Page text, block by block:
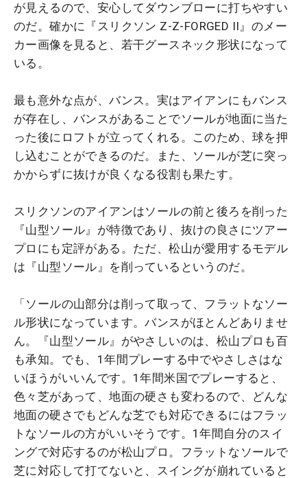
が見えるので、安心してダウンブローに打ちやすい
のだ。確かに『スリクソン Z-Z-FORGED II』のメー
カー画像を見ると、若干グースネック形状になって
いる。
最も意外な点が、バンス。実はアイアンにもバンス
が存在し、バンスがあることでソールが地面に当た
った後にロフトが立ってくれる。このため、球を押
し込むことができるのだ。また、ソールが芝に突っ
かからずに抜けが良くなる役割も果たす。
スリクソンのアイアンはソールの前と後ろを削った
『山型ソール』が特徴であり、抜けの良さにツアー
プロにも定評がある。ただ、松山が愛用するモデル
は『山型ソール』を削っているというのだ。
「ソールの山部分は削って取って、フラットなソー
ル形状になっています。バンスがほとんどありませ
ん。『山型ソール』がやさしいのは、松山プロも百
も承知。でも、1年間プレーする中でやさしさはな
いほうがいいんです。1年間米国でプレーすると、
色々芝があって、地面の硬さも変わるので、どんな
地面の硬さでもどんな芝でも対応できるにはフラッ
トなソールの方がいいそうです。1年間自分のスイ
ングで対応するのが松山プロ。フラットなソールで
芝に対応して打てないと、スイングが崩れていると